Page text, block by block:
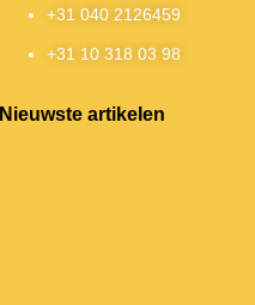
+31 040 2126459
+31 10 318 03 98
Nieuwste artikelen